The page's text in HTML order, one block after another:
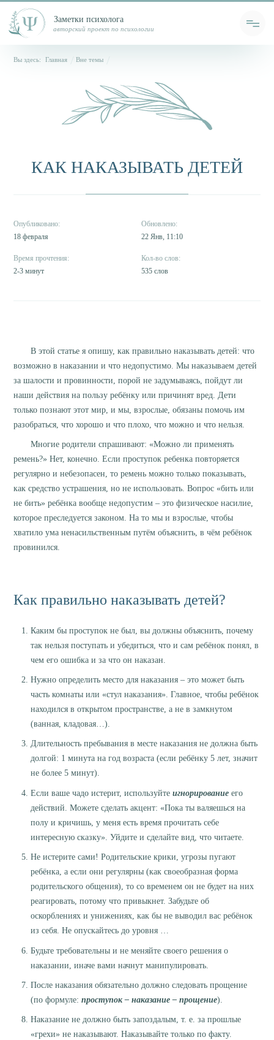
Вы здесь: Главная Вне темы
КАК НАКАЗЫВАТЬ ДЕТЕЙ
18 февраля 22 Янв, 11:10
2-3 минут 535 слов
В этой статье я опишу, как правильно наказывать детей: что
возможно в наказании и что недопустимо. Мы наказываем детей
за шалости и провинности, порой не задумываясь, пойдут ли
наши действия на пользу ребёнку или причинят вред. Дети
только познают этот мир, и мы, взрослые, обязаны помочь им
разобраться, что хорошо и что плохо, что можно и что нельзя.
Многие родители спрашивают: «Можно ли применять
ремень?» Нет, конечно. Если проступок ребенка повторяется
регулярно и небезопасен, то ремень можно только показывать,
как средство устрашения, но не использовать. Вопрос «бить или
не бить» ребёнка вообще недопустим – это физическое насилие,
которое преследуется законом. На то мы и взрослые, чтобы
хватило ума ненасильственным путём объяснить, в чём ребёнок
провинился.
Как правильно наказывать детей?
Каким бы проступок не был, вы должны объяснить, почему
так нельзя поступать и убедиться, что и сам ребёнок понял, в
чем его ошибка и за что он наказан.
Нужно определить место для наказания – это может быть
часть комнаты или «стул наказания». Главное, чтобы ребёнок
находился в открытом пространстве, а не в замкнутом
(ванная, кладовая…).
Длительность пребывания в месте наказания не должна быть
долгой: 1 минута на год возраста (если ребёнку 5 лет, значит
не более 5 минут).
Если ваше чадо истерит, используйтеигнорирование его
действий. Можете сделать акцент: «Пока ты валяешься на
полу и кричишь, у меня есть время прочитать себе
интересную сказку». Уйдите и сделайте вид, что читаете.
Не истерите сами! Родительские крики, угрозы пугают
ребёнка, а если они регулярны (как своеобразная форма
родительского общения), то со временем он не будет на них
реагировать, потому что привыкнет. Забудьте об
оскорблениях и унижениях, как бы не выводил вас ребёнок
из себя. Не опускайтесь до уровня …
Будьте требовательны и не меняйте своего решения о
наказании, иначе вами начнут манипулировать.
После наказания обязательно должно следовать прощение
(по формуле:проступок – наказание – прощение).
Наказание не должно быть запоздалым, т. е. за прошлые
«грехи» не наказывают. Наказывайте только по факту.
Заметки психолога
авторский проект по психологии